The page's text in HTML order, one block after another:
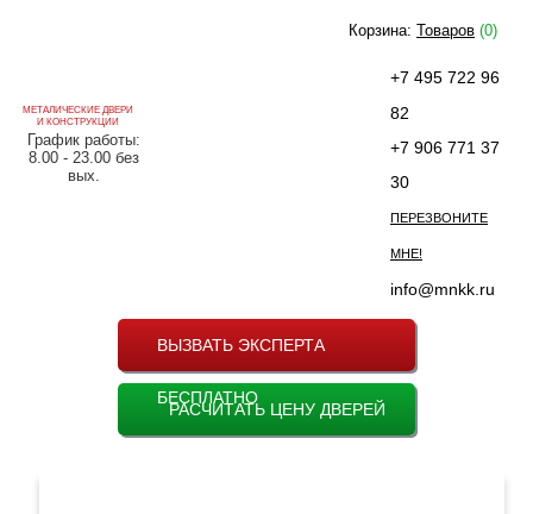
МЕТАЛИЧЕСКИЕ ДВЕРИ
И КОНСТРУКЦИИ
График работы:
8.00 - 23.00 без
вых.
+7 495 722 96
82
+7 906 771 37
30
ПЕРЕЗВОНИТЕ
МНЕ!
info@mnkk.ru
ВЫЗВАТЬ ЭКСПЕРТА
БЕСПЛАТНО
РАСЧИТАТЬ ЦЕНУ ДВЕРЕЙ
Корзина: Товаров (0)